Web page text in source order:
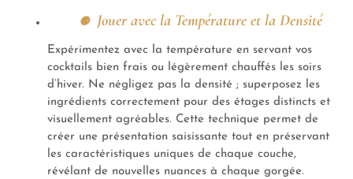
Jouer avec la Température et la Densité
Expérimentez avec la température en servant vos
cocktails bien frais ou légèrement chauffés les soirs
d’hiver. Ne négligez pas la densité ; superposez les
ingrédients correctement pour des étages distincts et
visuellement agréables. Cette technique permet de
créer une présentation saisissante tout en préservant
les caractéristiques uniques de chaque couche,
révélant de nouvelles nuances à chaque gorgée.